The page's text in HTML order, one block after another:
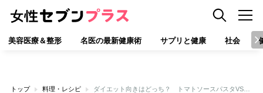
美容医療＆整形 名医の最新健康術 サプリと健康 社会
トップ 料理・レシピ ダイエット向きはどっち？ トマトソースパスタVSマルゲリータピザ、うな丼VSカツ丼など10選